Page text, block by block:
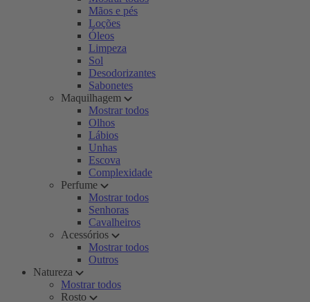
Mãos e pés
Loções
Óleos
Limpeza
Sol
Desodorizantes
Sabonetes
Maquilhagem
Mostrar todos
Olhos
Lábios
Unhas
Escova
Complexidade
Perfume
Mostrar todos
Senhoras
Cavalheiros
Acessórios
Mostrar todos
Outros
Natureza
Mostrar todos
Rosto